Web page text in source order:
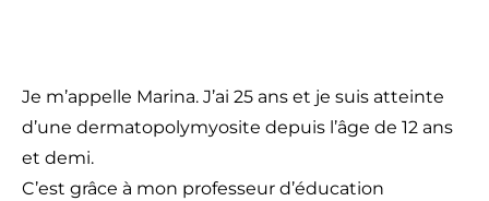
Je m’appelle Marina. J’ai 25 ans et je suis atteinte
d’une dermatopolymyosite depuis l’âge de 12 ans
et demi.
C’est grâce à mon professeur d’éducation